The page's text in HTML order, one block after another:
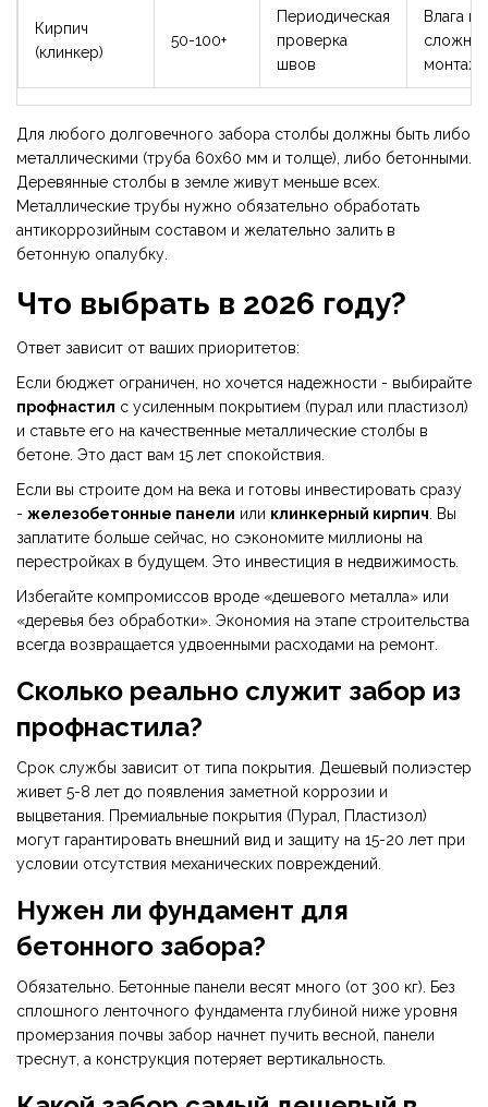
Кирпич
(клинкер)
50-100+
Периодическая
проверка
швов
Влага в
монтаж
Для любого долговечного забора столбы должны быть либо
металлическими (труба 60x60 мм и толще), либо бетонными.
Деревянные столбы в земле живут меньше всех.
Металлические трубы нужно обязательно обработать
антикоррозийным составом и желательно залить в
бетонную опалубку.
Что выбрать в 2026 году?
Ответ зависит от ваших приоритетов:
Если бюджет ограничен, но хочется надежности - выбирайте
профнастил с усиленным покрытием (пурал или пластизол)
и ставьте его на качественные металлические столбы в
бетоне. Это даст вам 15 лет спокойствия.
Если вы строите дом на века и готовы инвестировать сразу
- железобетонные панели или клинкерный кирпич. Вы
заплатите больше сейчас, но сэкономите миллионы на
перестройках в будущем. Это инвестиция в недвижимость.
Избегайте компромиссов вроде «дешевого металла» или
«деревья без обработки». Экономия на этапе строительства
всегда возвращается удвоенными расходами на ремонт.
Сколько реально служит забор из
профнастила?
Срок службы зависит от типа покрытия. Дешевый полиэстер
живет 5-8 лет до появления заметной коррозии и
выцветания. Премиальные покрытия (Пурал, Пластизол)
могут гарантировать внешний вид и защиту на 15-20 лет при
условии отсутствия механических повреждений.
Нужен ли фундамент для
бетонного забора?
Обязательно. Бетонные панели весят много (от 300 кг). Без
сплошного ленточного фундамента глубиной ниже уровня
промерзания почвы забор начнет пучить весной, панели
треснут, а конструкция потеряет вертикальность.